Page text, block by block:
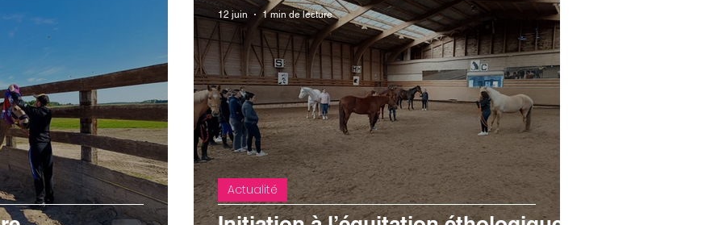
Actualité
12 juin 1 min de lecture